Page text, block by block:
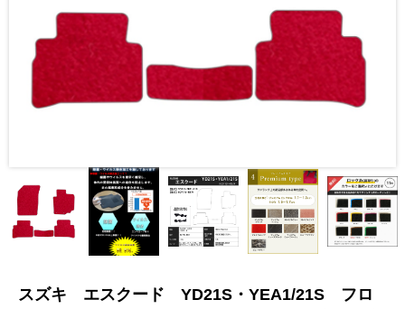
スズキ エスクード YD21S・YEA1/21S フロ